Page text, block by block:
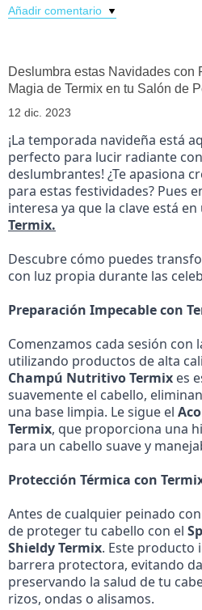
Añadir comentario
Deslumbra estas Navidades con
Magia de Termix en tu Salón de
12 dic. 2023
¡La temporada navideña está
perfecto para lucir radiante
deslumbrantes! ¿Te apasiona
para estas festividades? Pues
interesa ya que la clave está
Termix.
Descubre cómo puedes
con luz propia durante las
Preparación Impecable con
Comenzamos cada sesión con
utilizando productos de alta
Champú Nutritivo Termix es
suavemente el cabello,
una base limpia. Le sigue el
Termix, que proporciona una
para un cabello suave y
Protección Térmica con
Antes de cualquier peinado
de proteger tu cabello con el
Shieldy Termix. Este producto
barrera protectora, evitando
preservando la salud de tu
rizos, ondas o alisamos.